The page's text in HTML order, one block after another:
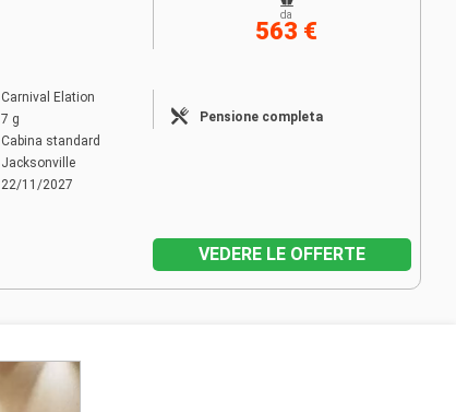
Carnival Elation
7 g
Cabina standard
Jacksonville
22/11/2027
Pensione completa
da
563 €
VEDERE LE OFFERTE